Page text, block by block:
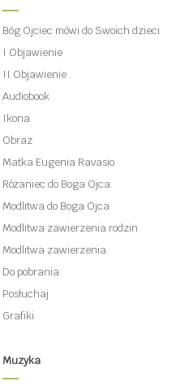
Bóg Ojciec mówi do Swoich dzieci
I Objawienie
II Objawienie
Audiobook
Ikona
Obraz
Matka Eugenia Ravasio
Różaniec do Boga Ojca
Modlitwa do Boga Ojca
Modlitwa zawierzenia rodzin
Modlitwa zawierzenia
Do pobrania
Posłuchaj
Grafiki
Muzyka